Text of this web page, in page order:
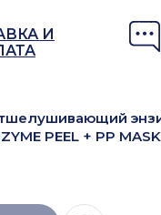
И
PEEL + PP MASK